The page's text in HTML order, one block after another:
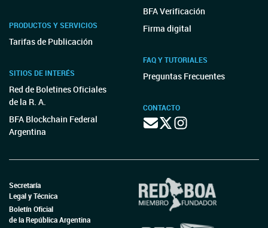
PRODUCTOS Y SERVICIOS
Tarifas de Publicación
SITIOS DE INTERÉS
Red de Boletines Oficiales
de la R. A.
BFA Blockchain Federal
Argentina
BFA Verificación
Firma digital
FAQ Y TUTORIALES
Preguntas Frecuentes
CONTACTO
Secretaría
Legal y Técnica
Boletín Oficial
de la República Argentina